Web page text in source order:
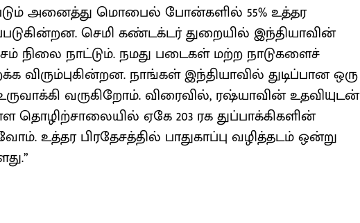
அனைத்து மொபைல் போன்களில் 55% உத்தர
செமி கண்டக்டர் துறையில் இந்தியாவின்
நிலை நாட்டும். நமது படைகள் மற்ற நாடுகளைச்
விரும்புகின்றன. நாங்கள் இந்தியாவில் துடிப்பான ஒரு
வருகிறோம். விரைவில், ரஷ்யாவின் உதவியுடன்
தொழிற்சாலையில் ஏகே 203 ரக துப்பாக்கிகளின்
உத்தர பிரதேசத்தில் பாதுகாப்பு வழித்தடம் ஒன்று